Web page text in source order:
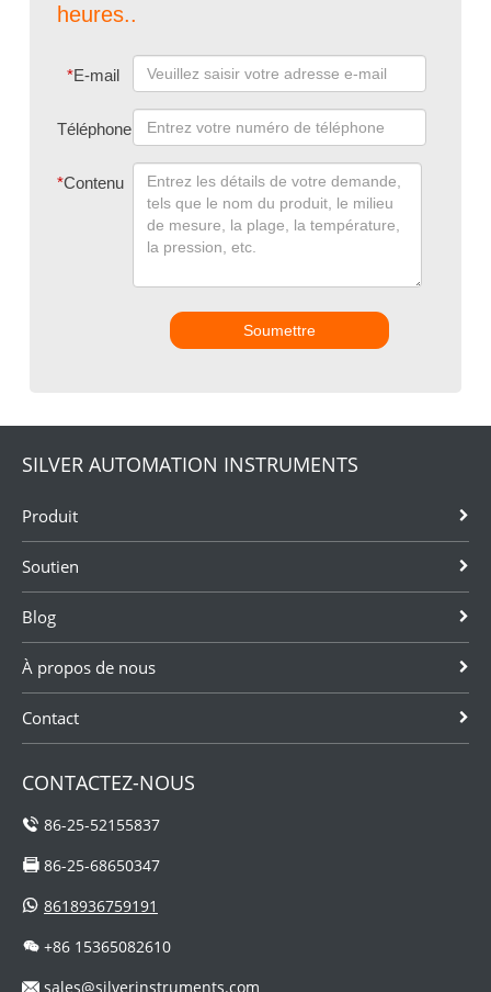
heures..
*E-mail
Téléphone
*Contenu
Soumettre
SILVER AUTOMATION INSTRUMENTS
Produit
Soutien
Blog
À propos de nous
Contact
CONTACTEZ-NOUS
86-25-52155837
86-25-68650347
8618936759191
+86 15365082610
sales@silverinstruments.com